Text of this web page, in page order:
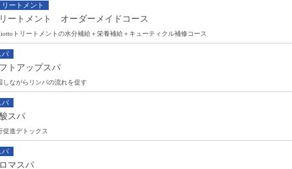
リートメント
リートメント オーダーメイドコース
トリートメントの水分補給＋栄養補給＋キューティクル補修コース
パ
トアップスパ
しながらリンパの流れを促す
パ
スパ
促進デトックス
パ
マスパ